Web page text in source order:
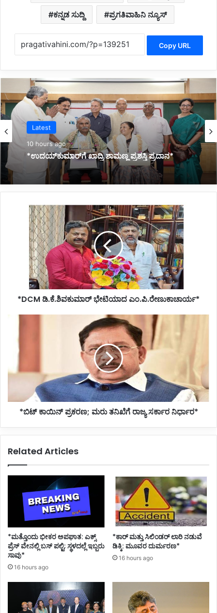
ಕನ್ನಡ ಸುದ್ದಿ ಪ್ರಗತಿವಾಹಿನಿ ನ್ಯೂಸ್
Copy URL
Latest
10 hours ago
*ಉದಯ್‌ಕುಮಾರ್‌ಗೆ ಖಾದ್ರಿ ಶಾಮಣ್ಣ ಪ್ರಶಸ್ತಿ ಪ್ರದಾನ*
Latest
10 hours ago
*ಜ್ಞಾನಭಾರತಿ ರಸ್ತೆ ಅಪಘಾತದಲ್ಲಿ ವಿದ್ಯಾರ್ಥಿನಿ ಸಾವು:
ಕುಟುಂಬಕ್ಕೆ ಸರ್ಕಾರದಿಂದ 10 ಲಕ್ಷ ರೂ. ಪರಿಹಾರ*
ಡಿ.ಕೆ.ಶಿವಕುಮಾರ್
ಭೇಟಿಯಾದ
ಎಂ.ಪಿ.ರೇಣುಕಾಚಾರ್ಯ*
*DCM ಡಿ.ಕೆ.ಶಿವಕುಮಾರ್ ಭೇಟಿಯಾದ ಎಂ.ಪಿ.ರೇಣುಕಾಚಾರ್ಯ*
*ಬಿಟ್
ಪ್ರಕರಣ;
ಮರು
ರಾಜ್ಯ
ಸರ್ಕಾರ
*ಬಿಟ್ ಕಾಯಿನ್ ಪ್ರಕರಣ; ಮರು ತನಿಖೆಗೆ ರಾಜ್ಯ ಸರ್ಕಾರ ನಿರ್ಧಾರ*
Related Articles
*ಮತ್ತೊಂದು ಭೀಕರ ಅಪಘಾತ: ಎಕ್ಸ್
ಪ್ರೆಸ್ ವೇನಲ್ಲಿ ಬಸ್ ಪಲ್ಟಿ; ಸ್ಥಳದಲ್ಲೆ ಇಬ್ಬರು
ಸಾವು*
16 hours ago
*ಕಾರ್ ಮತ್ತು ಸಿಲಿಂಡ‌ರ್ ಲಾರಿ ನಡುವೆ
ಡಿಕ್ಕಿ: ಮೂವರ ದುರ್ಮರಣ*
16 hours ago